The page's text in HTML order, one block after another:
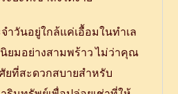
ำวันอยู่ใกล้แค่เอื้อมในทำเล
ยมอย่างสามพร้าว ไม่ว่าคุณ
ยที่สะดวกสบายสำหรับ